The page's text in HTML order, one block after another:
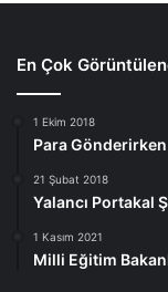
tedavi edilebilir bir
bakım ve
için, her
En Çok
1 Ekim 2018
Para Gönderirken
21 Şubat 2018
Yalancı Portakal
1 Kasım 2021
Milli Eğitim